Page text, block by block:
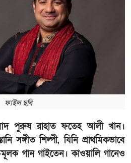
ফাইল ছবি
পুরুষ রাহাত ফতেহ আলী খান।
সঙ্গীত শিল্পী, যিনি প্রাথমিকভাবে
গান গাইতেন। কাওয়ালি গানেও